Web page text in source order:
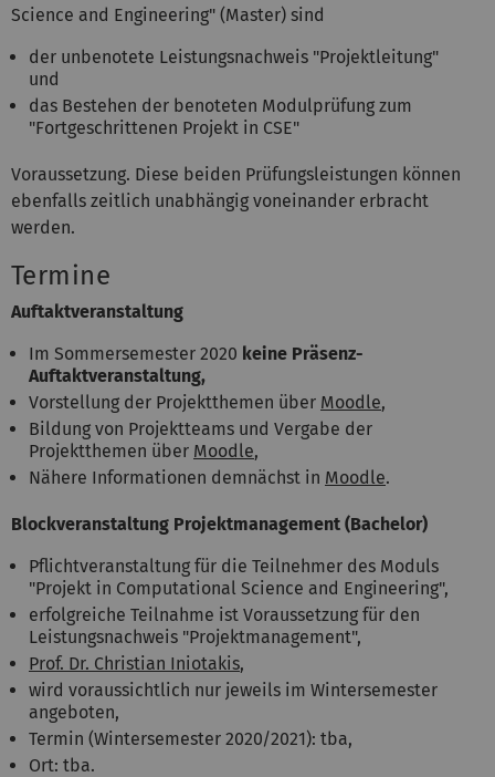
Science and Engineering" (Master) sind
der unbenotete Leistungsnachweis "Projektleitung"
und
das Bestehen der benoteten Modulprüfung zum
"Fortgeschrittenen Projekt in CSE"
Voraussetzung. Diese beiden Prüfungsleistungen können
ebenfalls zeitlich unabhängig voneinander erbracht
werden.
Termine
Auftaktveranstaltung
Im Sommersemester 2020 keine Präsenz-
Auftaktveranstaltung,
Vorstellung der Projektthemen über Moodle,
Bildung von Projektteams und Vergabe der
Projektthemen über Moodle,
Nähere Informationen demnächst in Moodle.
Blockveranstaltung Projektmanagement (Bachelor)
Pflichtveranstaltung für die Teilnehmer des Moduls
"Projekt in Computational Science and Engineering",
erfolgreiche Teilnahme ist Voraussetzung für den
Leistungsnachweis "Projektmanagement",
Prof. Dr. Christian Iniotakis,
wird voraussichtlich nur jeweils im Wintersemester
angeboten,
Termin (Wintersemester 2020/2021): tba,
Ort: tba.